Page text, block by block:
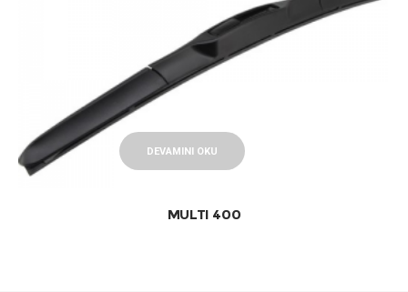
DEVAMINI OKU
MULTI 400